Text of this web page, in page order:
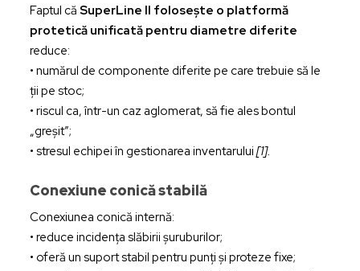
Faptul că SuperLine II folosește o platformă
protetică unificată pentru diametre diferite
reduce:
• numărul de componente diferite pe care trebuie să le
ții pe stoc;
• riscul ca, într-un caz aglomerat, să fie ales bontul
„greșit”;
• stresul echipei în gestionarea inventarului[1].
Conexiune conică stabilă
Conexiunea conică internă:
• reduce incidența slăbirii șuruburilor;
• oferă un suport stabil pentru punți și proteze fixe;